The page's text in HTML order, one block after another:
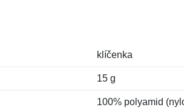
klíčenka
15 g
100% polyamid